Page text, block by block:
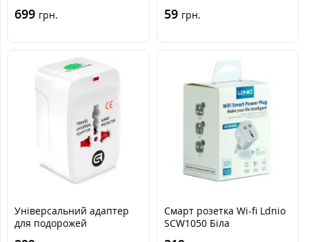
Чорний
699 грн. 59 грн.
Універсальний адаптер
для подорожей
Смарт розетка Wi-fi Ldnio
SCW1050 Біла